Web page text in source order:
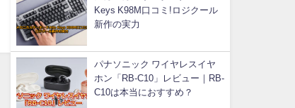
Keys K98M口コミ!ロジクール
新作の実力
パナソニック ワイヤレスイヤ
ホン「RB-C10」レビュー｜RB-
C10は本当におすすめ？